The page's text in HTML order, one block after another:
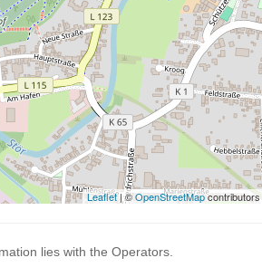
Leaflet| ©OpenStreetMapcontributors
lies with the Operators.